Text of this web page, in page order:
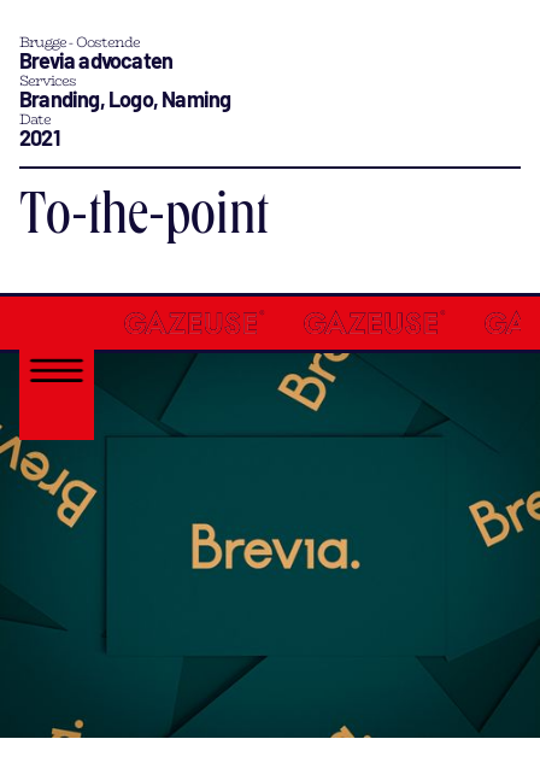
Brugge - Oostende
Brevia advocaten
Services
Branding, Logo, Naming
Date
2021
To-the-point